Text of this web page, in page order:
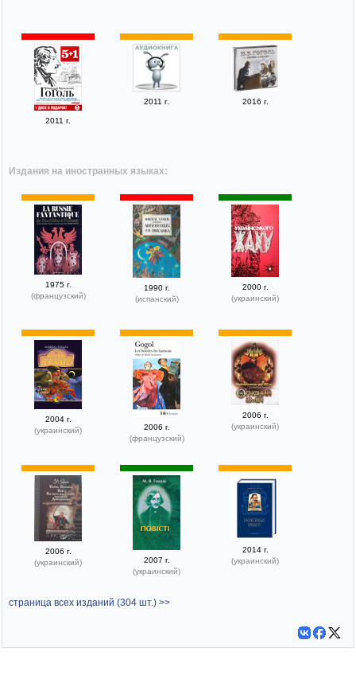
2011 г.
2011 г. 2016 г.
Издания на иностранных языках:
1975 г.
(французский)
1990 г.
(испанский)
2000 г.
(украинский)
2004 г.
(украинский)
2006 г.
(французский)
2006 г.
(украинский)
2006 г.
(украинский)
2007 г.
(украинский)
2014 г.
(украинский)
страница всех изданий (304 шт.) >>